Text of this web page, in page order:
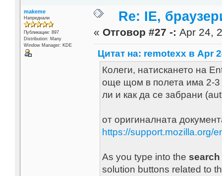
makeme
Напреднали
Публикации: 897
Distribution: Many
Window Manager: KDE
Re: IE,
« Отговор #27 -: Apr 24,
Цитат на: remotexx в Apr
Колеги, натискането на
още щом в полета има 2-3
ли и как да се забрани
от оригиналната
https://support.mozilla.org/
As you type into the search
solution buttons related to